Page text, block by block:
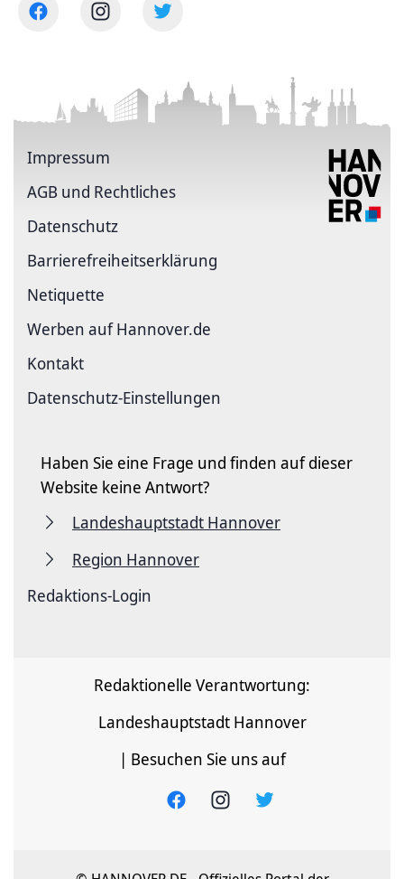
Impressum
AGB und Rechtliches
Datenschutz
Barriere­freiheits­erklärung
Netiquette
Werben auf Hannover.de
Kontakt
Datenschutz-Einstellungen
Haben Sie eine Frage und finden auf dieser
Website keine Antwort?
Landeshauptstadt Hannover
Region Hannover
Redaktions-Login
Redaktionelle Verantwortung:
Landeshauptstadt Hannover
| Besuchen Sie uns auf